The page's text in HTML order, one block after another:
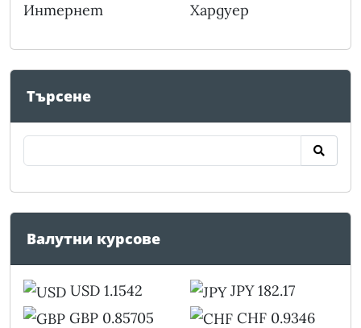
Интернет
Хардуер
Търсене
Валутни курсове
USD 1.1542
GBP 0.85705
JPY 182.17
CHF 0.9346